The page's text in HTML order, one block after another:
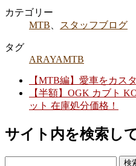
カテゴリー
MTB
スタッフブログ
タグ
ARAYAMTB
【MTB編】愛車をカス
【半額】OGK カブト
ット 在庫処分価格！
サイト内を検索し